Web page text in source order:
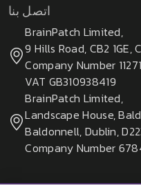
اتصل بنا
BrainPatch Limited,
9 Hills Road, CB2
Company Number
VAT GB310938419
BrainPatch Limited,
Landscape House,
Baldonnell, Dublin,
Company Number